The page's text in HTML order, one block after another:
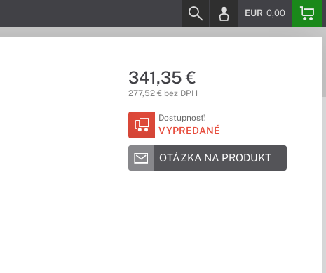
EUR 0,00
341,35 €
277,52 € bez DPH
Dostupnosť:
VYPREDANÉ
OTÁZKA NA PRODUKT